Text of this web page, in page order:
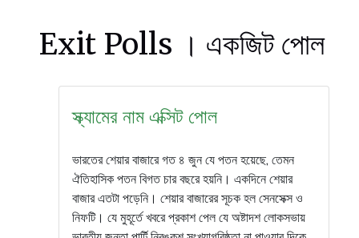
Exit Polls । একজিট পোল
স্ক্যামের নাম এক্সিট পোল
ভারতের শেয়ার বাজারে গত ৪ জুন যে পতন হয়েছে, তেমন
ঐতিহাসিক পতন বিগত চার বছরে হয়নি। একদিনে শেয়ার
বাজার এতটা পড়েনি। শেয়ার বাজারের সূচক হল সেনসেক্স ও
নিফটি। যে মুহূর্তে খবরে প্রকাশ পেল যে অষ্টাদশ লোকসভায়